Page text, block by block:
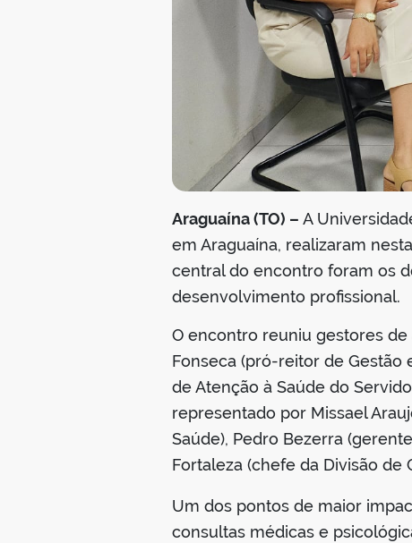
Araguaína (TO) – A
em Araguaína, realizaram
central do encontro foram os
desenvolvimento profissional.
O encontro reuniu gestores de
Fonseca (pró-reitor de Gestão
de Atenção à Saúde do
representado por Missael
Saúde), Pedro Bezerra
Fortaleza (chefe da Divisão de
Um dos pontos de maior
consultas médicas e